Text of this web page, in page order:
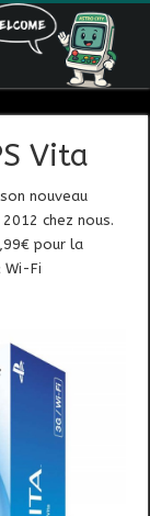
Vita
nouveau
chez nous.
pour la
Wi-Fi